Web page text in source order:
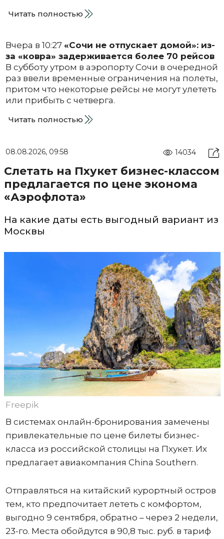
Читать полностью
Вчера в 10:27 «Сочи не отпускает домой»: из-
за «ковра» задерживается более 70 рейсов
В субботу утром в аэропорту Сочи в очередной
раз ввели временные ограничения на полеты,
притом что некоторые рейсы не могут улететь
или прибыть с четверга.
Читать полностью
08.08.2026, 09:58 14034
Слетать на Пхукет бизнес-классом
предлагается по цене эконома
«Аэрофлота»
На какие даты есть выгодный вариант из
Москвы
Freepik
В системах онлайн-бронирования замечены
привлекательные по цене билеты бизнес-
класса из российской столицы на Пхукет. Их
предлагает авиакомпания China Southern.
Отправляться на китайский курортный остров
тем, кто предпочитает лететь с комфортом,
выгодно 9 сентября, обратно – через 2 недели,
23-го. Места обойдутся в 90,8 тыс. руб. в тариф